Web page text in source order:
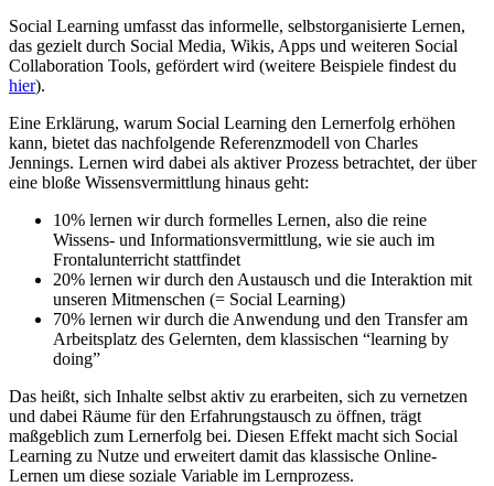
Social Learning umfasst das informelle, selbstorganisierte Lernen,
das gezielt durch Social Media, Wikis, Apps und weiteren Social
Collaboration Tools, gefördert wird (weitere Beispiele findest du
hier).
Eine Erklärung, warum Social Learning den Lernerfolg erhöhen
kann, bietet das nachfolgende Referenzmodell von Charles
Jennings. Lernen wird dabei als aktiver Prozess betrachtet, der über
eine bloße Wissensvermittlung hinaus geht:
10% lernen wir durch formelles Lernen, also die reine
Wissens- und Informationsvermittlung, wie sie auch im
Frontalunterricht stattfindet
20% lernen wir durch den Austausch und die Interaktion mit
unseren Mitmenschen (= Social Learning)
70% lernen wir durch die Anwendung und den Transfer am
Arbeitsplatz des Gelernten, dem klassischen “learning by
doing”
Das heißt, sich Inhalte selbst aktiv zu erarbeiten, sich zu vernetzen
und dabei Räume für den Erfahrungstausch zu öffnen, trägt
maßgeblich zum Lernerfolg bei. Diesen Effekt macht sich Social
Learning zu Nutze und erweitert damit das klassische Online-
Lernen um diese soziale Variable im Lernprozess.